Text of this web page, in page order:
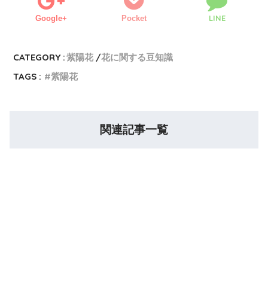
Google+ Pocket LINE
CATEGORY :紫陽花
花に関する豆知識
TAGS :
紫陽花
関連記事一覧